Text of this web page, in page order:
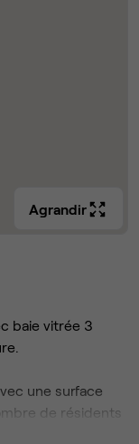
Agrandir
baie vitrée 3
une surface
de résidents
espace